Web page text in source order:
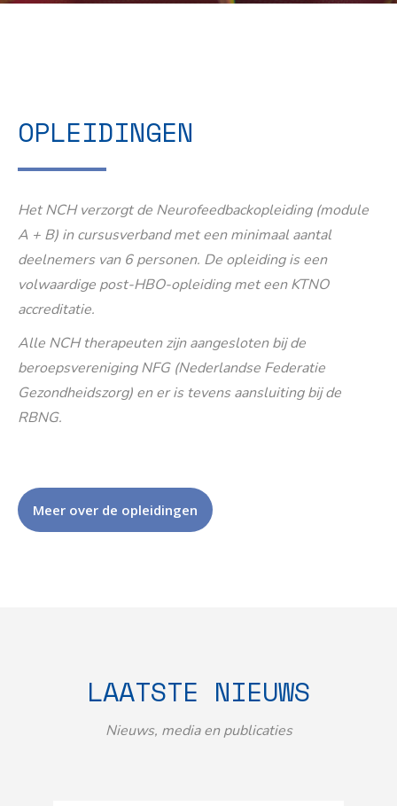
OPLEIDINGEN
Het NCH verzorgt de Neurofeedbackopleiding (module
A + B) in cursusverband met een minimaal aantal
deelnemers van 6 personen. De opleiding is een
volwaardige post-HBO-opleiding met een KTNO
accreditatie.
Alle NCH therapeuten zijn aangesloten bij de
beroepsvereniging NFG (Nederlandse Federatie
Gezondheidszorg) en er is tevens aansluiting bij de
RBNG.
Meer over de opleidingen
LAATSTE NIEUWS
Nieuws, media en publicaties